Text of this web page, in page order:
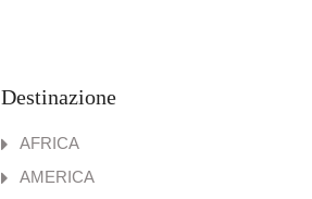
Destinazione
AFRICA
AMERICA